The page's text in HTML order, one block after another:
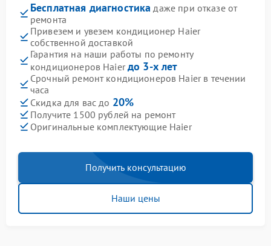
Бесплатная диагностика даже при отказе от
ремонта
Привезем и увезем кондиционер Haier
собственной доставкой
Гарантия на наши работы по ремонту
кондиционеров Haierдо 3-х лет
Срочный ремонт кондиционеров Haier в течении
часа
Скидка для вас до 20%
Получите 1500 рублей на ремонт
Оригинальные комплектующие Haier
Получить консультацию
Наши цены